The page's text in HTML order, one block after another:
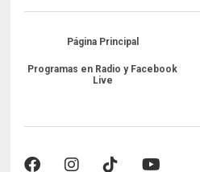
Página Principal
Programas en Radio y Facebook
Live